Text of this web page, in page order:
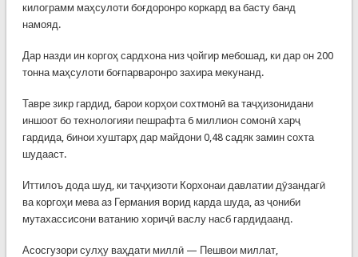
килограмм маҳсулоти боғдоронро коркард ва басту банд
намояд.
Дар назди ин коргоҳ сардхона низ ҷойгир мебошад, ки дар он 200
тонна маҳсулоти боғпарваронро захира мекунанд.
Тавре зикр гардид, барои корҳои сохтмонӣ ва таҷҳизонидани
иншоот бо технологияи пешрафта 6 миллион сомонӣ харҷ
гардида, бинои хуштарҳ дар майдони 0,48 садяк замин сохта
шудааст.
Иттилоъ дода шуд, ки таҷҳизоти Корхонаи давлатии дӯзандагӣ
ва коргоҳи мева аз Германия ворид карда шуда, аз ҷониби
мутахассисони ватанию хориҷӣ васлу насб гардидаанд.
Асосгузори сулҳу ваҳдати миллӣ — Пешвои миллат,